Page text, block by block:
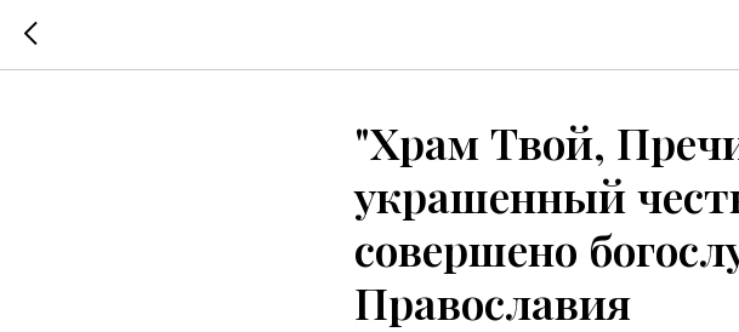
"Храм Твой,
украшенный
совершено
Православия